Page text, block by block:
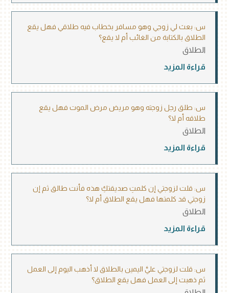
س: بعث لي زوجي وهو مسافر بخطاب فيه طلاقي فهل يقع
الطلاق بالكتابة من الغائب أم لا يقع؟
الطلاق
قراءة المزيد
س: طلق رجل زوجته وهو مريض مرض الموت فهل يقع
طلاقه أم لا؟
الطلاق
قراءة المزيد
س: قلت لزوجتي إن كلمتِ صديقتكِ هذه فأنت طالق ثم إن
زوجتي قد كلمتها فهل يقع الطلاق أم لا؟
الطلاق
قراءة المزيد
س: قلت لزوجتي عليَّ اليمين بالطلاق لا أذهب اليوم إلى العمل
ثم ذهبت إلى العمل فهل يقع الطلاق؟